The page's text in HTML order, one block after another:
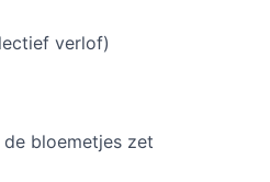
verlof)
bloemetjes zet